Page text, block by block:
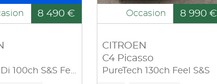
8 490 €
1.5 BlueHDi 100ch S&S Feel E6.d
Occasion 8 990 €
CITROEN
C4 Picasso
PureTech 130ch Feel S&S